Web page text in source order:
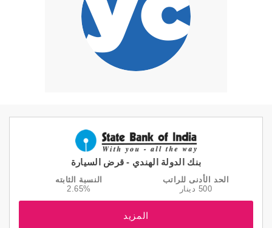
بنك الدولة الهندي - قرض السيارة
الحد الأدنى للراتب
500 دينار
النسبة الثابته
2.65%
المزيد